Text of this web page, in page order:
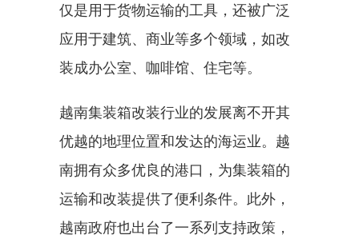
仅是用于货物运输的工具，还被广泛
应用于建筑、商业等多个领域，如改
装成办公室、咖啡馆、住宅等。
越南集装箱改装行业的发展离不开其
优越的地理位置和发达的海运业。越
南拥有众多优良的港口，为集装箱的
运输和改装提供了便利条件。此外，
越南政府也出台了一系列支持政策，